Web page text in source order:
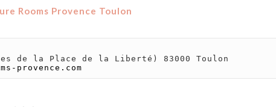
de la Place de la Liberté) 83000 Toulon
provence.com